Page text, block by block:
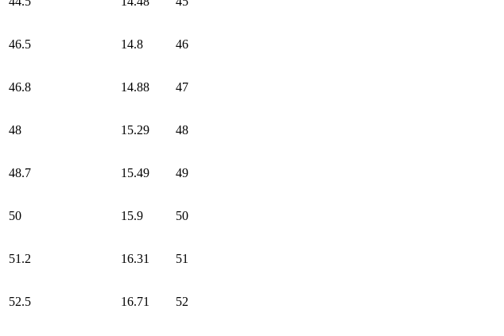
46.5 14.8 46
46.8 14.88 47
48 15.29 48
48.7 15.49 49
50 15.9 50
51.2 16.31 51
52.5 16.71 52